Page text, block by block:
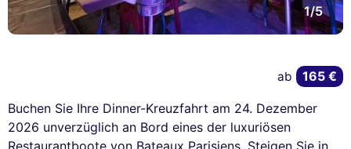
1/5
Buchen Sie Ihre Dinner-Kreuzfahrt am 24. Dezember
2026 unverzüglich an Bord eines der luxuriösen
Restaurantboote von Bateaux Parisiens. Steigen Sie in
ab 165 €